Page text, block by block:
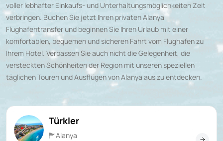
voller lebhafter Einkaufs- und Unterhaltungsmöglichkeiten Zeit
verbringen. Buchen Sie jetzt Ihren privatenAlanya
Flughafentransfer und beginnen Sie Ihren Urlaub mit einer
komfortablen, bequemen und sicheren Fahrt vom Flughafen zu
Ihrem Hotel. Verpassen Sie auch nicht die Gelegenheit, die
versteckten Schönheiten der Region mit unseren speziellen
täglichen Touren und Ausflügen von Alanya aus zu entdecken.
Türkler
Alanya